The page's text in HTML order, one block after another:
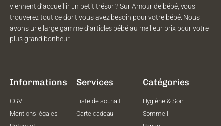
viennent d’accueillir un petit trésor ? Sur Amour de bébé, vous
trouverez tout ce dont vous avez besoin pour votre bébé. Nous
avons une large gamme d’articles bébé au meilleur prix pour votre
plus grand bonheur.
Informations
CGV
Mentions légales
Services
Liste de souhait
Carte cadeau
Catégories
Hygiène & Soin
Sommeil